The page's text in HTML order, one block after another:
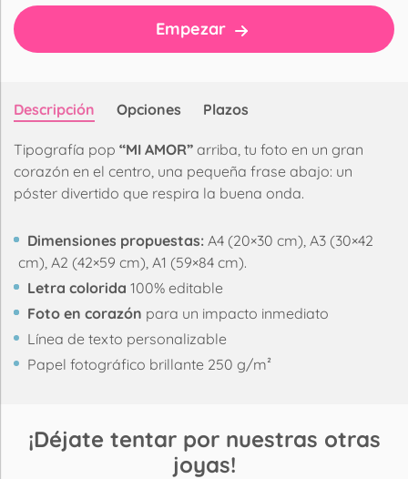
Empezar
Descripción Opciones Plazos
Tipografía pop “MI AMOR” arriba, tu foto en un gran
corazón en el centro, una pequeña frase abajo: un
póster divertido que respira la buena onda.
Dimensiones propuestas: A4 (20×30 cm), A3 (30×42
cm), A2 (42×59 cm), A1 (59×84 cm).
Letra colorida 100% editable
Foto en corazón para un impacto inmediato
Línea de texto personalizable
Papel fotográfico brillante 250 g/m²
¡Déjate tentar por nuestras otras
joyas!